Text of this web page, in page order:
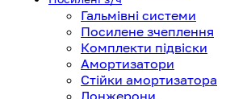
Гальмівні системи
Посилене зчеплення
Комплекти підвіски
Амортизатори
Стійки амортизатора
Лонжерони